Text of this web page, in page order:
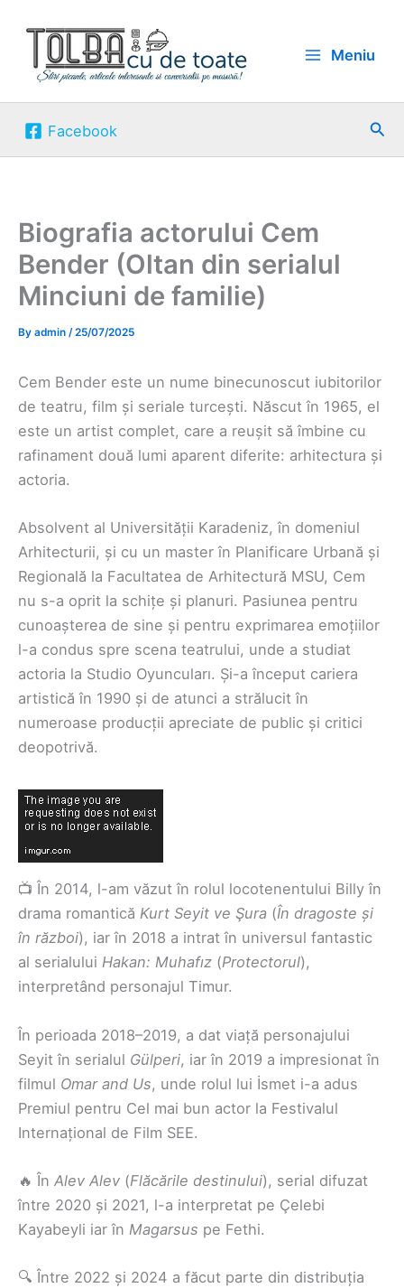
content
Meniu
Facebook
Biografia actorului Cem
Bender (Oltan din serialul
Minciuni de familie)
By admin /25/07/2025
Cem Bender este un nume binecunoscut iubitorilor
de teatru, film și seriale turcești. Născut în 1965, el
este un artist complet, care a reușit să îmbine cu
rafinament două lumi aparent diferite: arhitectura și
actoria.
Absolvent al Universității Karadeniz, în domeniul
Arhitecturii, și cu un master în Planificare Urbană și
Regională la Facultatea de Arhitectură MSU, Cem
nu s-a oprit la schițe și planuri. Pasiunea pentru
cunoașterea de sine și pentru exprimarea emoțiilor
l-a condus spre scena teatrului, unde a studiat
actoria la Studio Oyuncuları. Și-a început cariera
artistică în 1990 și de atunci a strălucit în
numeroase producții apreciate de public și critici
deopotrivă.
📺 În 2014, l-am văzut în rolul locotenentului Billy în
drama romantică Kurt Seyit ve Şura (În dragoste și
în război), iar în 2018 a intrat în universul fantastic
al serialului Hakan: Muhafız (Protectorul),
interpretând personajul Timur.
În perioada 2018–2019, a dat viață personajului
Seyit în serialul Gülperi, iar în 2019 a impresionat în
filmul Omar and Us, unde rolul lui İsmet i-a adus
Premiul pentru Cel mai bun actor la Festivalul
Internațional de Film SEE.
🔥 În Alev Alev (Flăcările destinului), serial difuzat
între 2020 și 2021, l-a interpretat pe Çelebi
Kayabeyli iar în Magarsus pe Fethi.
🔍 Între 2022 și 2024 a făcut parte din distribuția